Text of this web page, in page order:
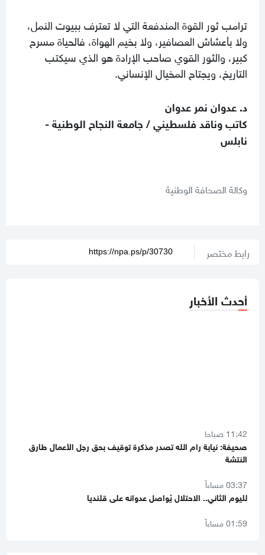
ترامب ثور القوة المندفعة التي لا تعترف ببيوت النمل،
ولا بأعشاش العصافير، ولا بخيم الهواة، فالحياة مسرح
كبير، والثور القوي صاحب الإرادة هو الذي سيكتب
التاريخ، ويجتاح المخيال الإنساني.
د. عدوان نمر عدوان
كاتب وناقد فلسطيني / جامعة النجاح الوطنية -
نابلس
وكالة الصحافة الوطنية
رابط مختصر
أحدث الأخبار
صحيفة: نيابة رام الله تصدر مذكرة توقيف بحق رجل الأعمال طارق
النتشة
لليوم الثاني.. الاحتلال يُواصل عدوانه على قلنديا
01:59 مساءاً
8 دول عربية وإسلامية تصدر بيانا مشتركا بشأن غزة